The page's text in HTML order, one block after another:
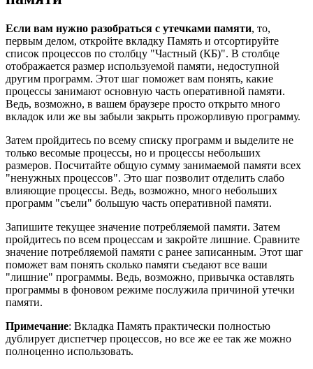
Если вам нужно разобраться с утечками памяти, то,
первым делом, откройте вкладку Память и отсортируйте
список процессов по столбцу "Частный (КБ)". В столбце
отображается размер используемой памяти, недоступной
другим программ. Этот шаг поможет вам понять, какие
процессы занимают основную часть оперативной памяти.
Ведь, возможно, в вашем браузере просто открыто много
вкладок или же вы забыли закрыть прожорливую программу.
Затем пройдитесь по всему списку программ и выделите не
только весомые процессы, но и процессы небольших
размеров. Посчитайте общую сумму занимаемой памяти всех
"ненужных процессов". Это шаг позволит отделить слабо
влияющие процессы. Ведь, возможно, много небольших
программ "съели" большую часть оперативной памяти.
Запишите текущее значение потребляемой памяти. Затем
пройдитесь по всем процессам и закройте лишние. Сравните
значение потребляемой памяти с ранее записанным. Этот шаг
поможет вам понять сколько памяти съедают все ваши
"лишние" программы. Ведь, возможно, привычка оставлять
программы в фоновом режиме послужила причиной утечки
памяти.
Примечание: Вкладка Память практически полностью
дублирует диспетчер процессов, но все же ее так же можно
полноценно использовать.